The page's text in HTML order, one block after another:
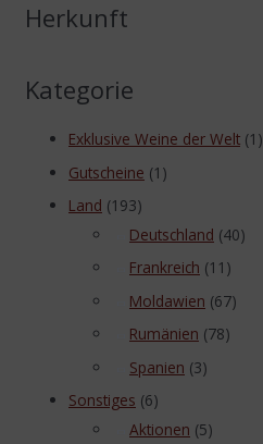
Herkunft
Kategorie
Exklusive Weine der Welt (1)
Gutscheine (1)
Land (193)
Deutschland (40)
Frankreich (11)
Moldawien (67)
Rumänien (78)
Spanien (3)
Sonstiges (6)
Aktionen (5)